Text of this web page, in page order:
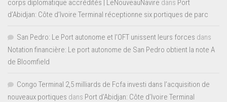
corps diplomatique accrédités | LeNouveauNavire dans Port
d’Abidjan: Côte d’Ivoire Terminal réceptionne six portiques de parc
San Pedro: Le Port autonome et l’OFT unissent leurs forces dans
Notation financière: Le port autonome de San Pedro obtient la note A
de Bloomfield
Congo Terminal 2,5 milliards de Fcfa investi dans l’acquisition de
nouveaux portiques dans Port d’Abidjan: Côte d’Ivoire Terminal